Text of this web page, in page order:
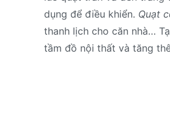
dụng để điều khiển. Quạt
thanh lịch cho căn nhà…
tầm đồ nội thất và tăng